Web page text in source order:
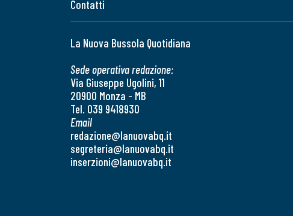
Contatti
La Nuova Bussola Quotidiana
Sede operativa redazione:
Via Giuseppe Ugolini, 11
20900 Monza - MB
Tel. 039 9418930
Email
redazione@lanuovabq.it
segreteria@lanuovabq.it
inserzioni@lanuovabq.it